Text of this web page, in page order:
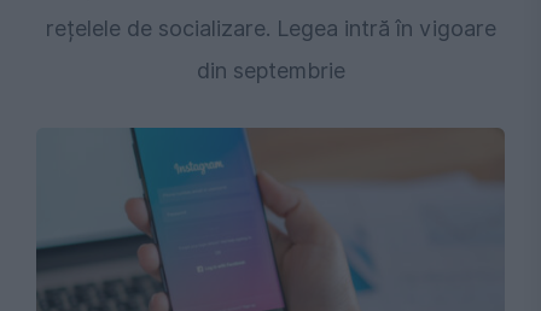
rețelele de socializare. Legea intră în vigoare
din septembrie